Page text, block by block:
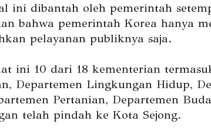
ini dibantah oleh pemerintah
bahwa pemerintah Korea hanya
pelayanan publiknya saja.
ini 10 dari 18 kementerian
Departemen Lingkungan Hidup,
Pertanian, Departemen
telah pindah ke Kota Sejong.